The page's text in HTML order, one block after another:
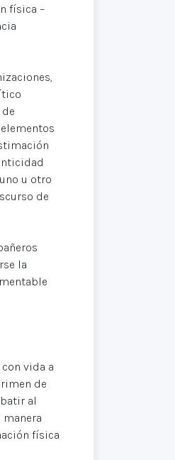
física –
u otro
de
la
vida a
de
al
física